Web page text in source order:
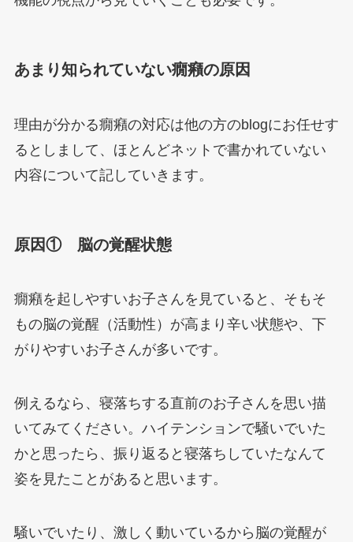
あまり知られていない癇癪の原因
理由が分かる癇癪の対応は他の方のblogにお任せす
るとしまして、ほとんどネットで書かれていない
内容について記していきます。
原因① 脳の覚醒状態
癇癪を起しやすいお子さんを見ていると、そもそ
もの脳の覚醒（活動性）が高まり辛い状態や、下
がりやすいお子さんが多いです。
例えるなら、寝落ちする直前のお子さんを思い描
いてみてください。ハイテンションで騒いでいた
かと思ったら、振り返ると寝落ちしていたなんて
姿を見たことがあると思います。
騒いでいたり、激しく動いているから脳の覚醒が